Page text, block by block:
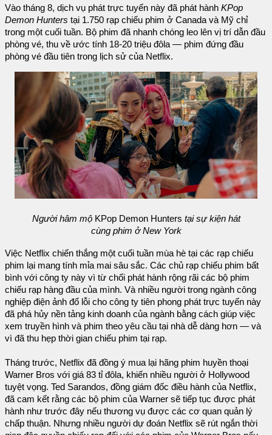
Vào tháng 8, dịch vụ phát trực tuyến này đã phát hành KPop
Demon Hunters tại 1.750 rạp chiếu phim ở Canada và Mỹ chỉ
trong một cuối tuần. Bộ phim đã nhanh chóng leo lên vị trí dẫn đầu
phòng vé, thu về ước tính 18-20 triệu đôla — phim đứng đầu
phòng vé đầu tiên trong lịch sử của Netflix.
Người hâm mộKPop Demon Hunters tại sự kiện hát
cùng phim ở New York
Việc Netflix chiến thắng một cuối tuần mùa hè tại các rạp chiếu
phim lại mang tính mỉa mai sâu sắc. Các chủ rạp chiếu phim bất
bình với công ty này vì từ chối phát hành rộng rãi các bộ phim
chiếu rạp hàng đầu của mình. Và nhiều người trong ngành công
nghiệp điện ảnh đổ lỗi cho công ty tiên phong phát trực tuyến này
đã phá hủy nền tảng kinh doanh của ngành bằng cách giúp việc
xem truyền hình và phim theo yêu cầu tại nhà dễ dàng hơn — và
vì đã thu hẹp thời gian chiếu phim tại rạp.
Tháng trước, Netflix đã đồng ý mua lại hãng phim huyền thoại
Warner Bros với giá 83 tỉ đôla, khiến nhiều người ở Hollywood
tuyệt vọng. Ted Sarandos, đồng giám đốc điều hành của Netflix,
đã cam kết rằng các bộ phim của Warner sẽ tiếp tục được phát
hành như trước đây nếu thương vụ được các cơ quan quản lý
chấp thuận. Nhưng nhiều người dự đoán Netflix sẽ rút ngắn thời